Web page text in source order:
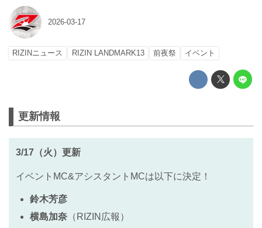
2026-03-17
RIZINニュース RIZIN LANDMARK13 前夜祭 イベント
更新情報
3/17（火）更新
イベントMC&アシスタントMCは以下に決定！
鈴木芳彦
横島加奈 （RIZIN広報）